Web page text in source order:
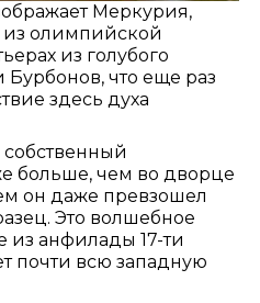
Меркурия,
олимпийской
из голубого
что еще раз
здесь духа
больше, чем во дворце
он даже превзошел
Это волшебное
из анфилады 17-ти
почти всю западную